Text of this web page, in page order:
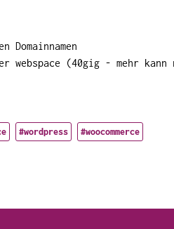
Domainnamen
(40gig - mehr kann
#wordpress #woocommerce